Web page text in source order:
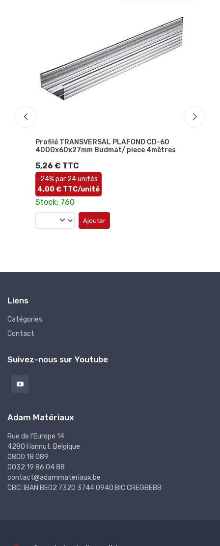
Profilé TRANSVERSAL PLAFOND CD-60
4000x60x27mm Budmat/ piece 4mètres
5,26 € TTC
-24% par 24 unités
4,00 € TTC/unité
Stock: 760
Ajouter
Liens
Catégories
Contact
Suivez-nous sur Youtube
Adam Matériaux
Rue de l'Europe 14
4280 Hannut, Belgique
0800 18 089
0032 19 86 04 88
contact@adammateriaux.be
CBC: IBAN BE02 7320 3744 0940 BIC CREGBEBB